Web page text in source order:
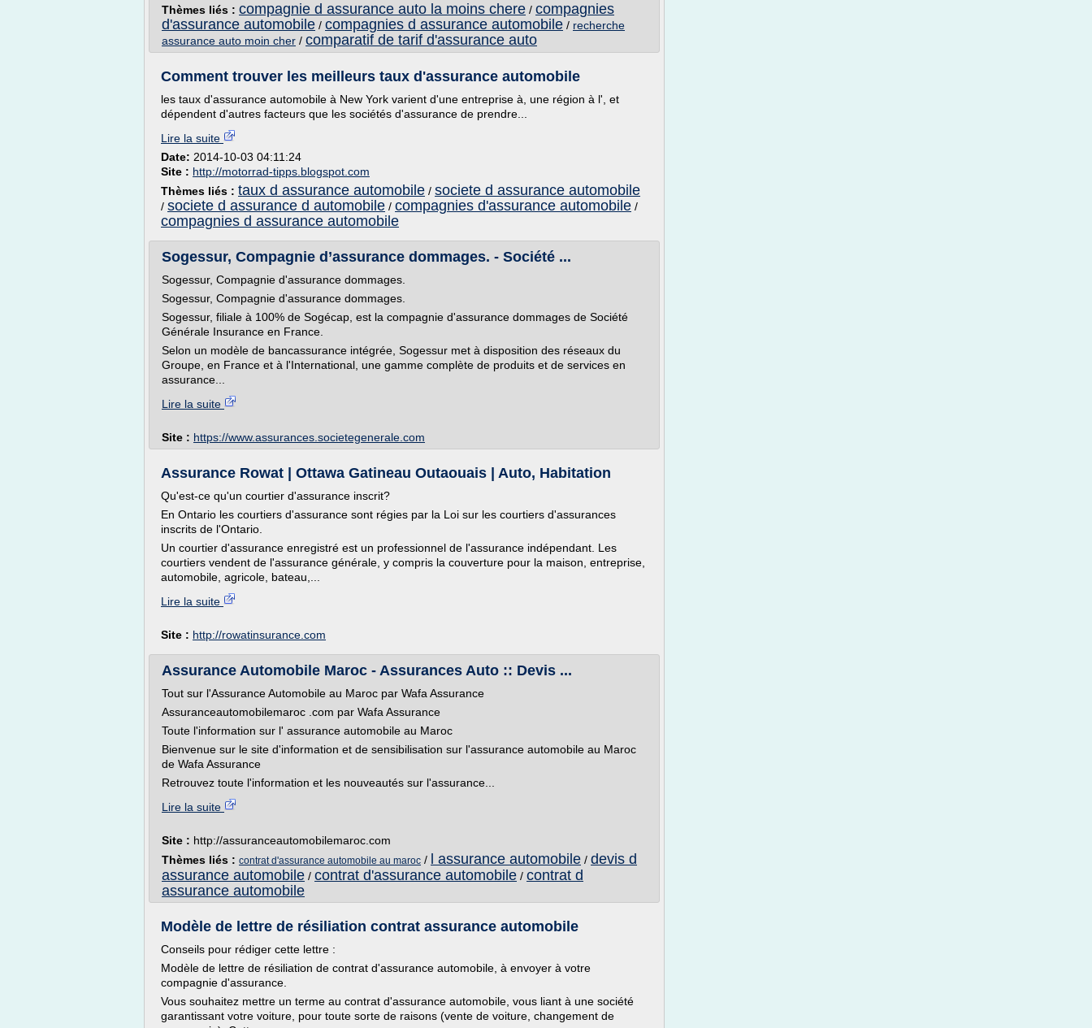
Thèmes liés : compagnie d assurance auto la moins chere / compagnies
d'assurance automobile / compagnies d assurance automobile / recherche
assurance auto moin cher / comparatif de tarif d'assurance auto
Comment trouver les meilleurs taux d'assurance automobile
les taux d'assurance automobile à New York varient d'une entreprise à, une région à l', et
dépendent d'autres facteurs que les sociétés d'assurance de prendre...
Lire la suite
Date: 2014-10-03 04:11:24
Site : http://motorrad-tipps.blogspot.com
Thèmes liés : taux d assurance automobile / societe d assurance automobile
/ societe d assurance d automobile / compagnies d'assurance automobile /
compagnies d assurance automobile
Sogessur, Compagnie d’assurance dommages. - Société ...
Sogessur, Compagnie d'assurance dommages.
Sogessur, Compagnie d'assurance dommages.
Sogessur, filiale à 100% de Sogécap, est la compagnie d'assurance dommages de Société
Générale Insurance en France.
Selon un modèle de bancassurance intégrée, Sogessur met à disposition des réseaux du
Groupe, en France et à l'International, une gamme complète de produits et de services en
assurance...
Lire la suite
Site : https://www.assurances.societegenerale.com
Assurance Rowat | Ottawa Gatineau Outaouais | Auto, Habitation
Qu'est-ce qu'un courtier d'assurance inscrit?
En Ontario les courtiers d'assurance sont régies par la Loi sur les courtiers d'assurances
inscrits de l'Ontario.
Un courtier d'assurance enregistré est un professionnel de l'assurance indépendant. Les
courtiers vendent de l'assurance générale, y compris la couverture pour la maison, entreprise,
automobile, agricole, bateau,...
Lire la suite
Site : http://rowatinsurance.com
Assurance Automobile Maroc - Assurances Auto :: Devis ...
Tout sur l'Assurance Automobile au Maroc par Wafa Assurance
Assuranceautomobilemaroc .com par Wafa Assurance
Toute l'information sur l' assurance automobile au Maroc
Bienvenue sur le site d'information et de sensibilisation sur l'assurance automobile au Maroc
de Wafa Assurance
Retrouvez toute l'information et les nouveautés sur l'assurance...
Lire la suite
Site : http://assuranceautomobilemaroc.com
Thèmes liés : contrat d'assurance automobile au maroc / l assurance automobile / devis d
assurance automobile / contrat d'assurance automobile / contrat d
assurance automobile
Modèle de lettre de résiliation contrat assurance automobile
Conseils pour rédiger cette lettre :
Modèle de lettre de résiliation de contrat d'assurance automobile, à envoyer à votre
compagnie d'assurance.
Vous souhaitez mettre un terme au contrat d'assurance automobile, vous liant à une société
garantissant votre voiture, pour toute sorte de raisons (vente de voiture, changement de